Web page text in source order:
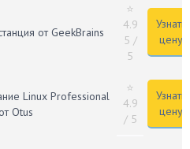
от GeekBrains
⭐
4.9
5 /
5
Узнать
цену
Linux Professional
Otus
⭐
4.9
/ 5
Узнать
цену